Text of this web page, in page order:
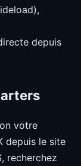
depuis
votre
depuis le site
recherchez